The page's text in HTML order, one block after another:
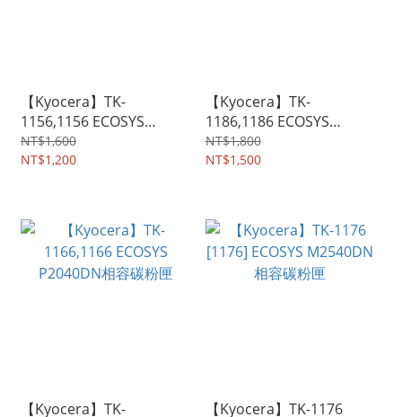
【Kyocera】TK-
1156,1156 ECOSYS
P2235DN相容碳粉匣
NT$1,600
NT$1,200
【Kyocera】TK-
1186,1186 ECOSYS
M2635DN相容碳粉匣
NT$1,800
NT$1,500
【Kyocera】TK-
【Kyocera】TK-1176